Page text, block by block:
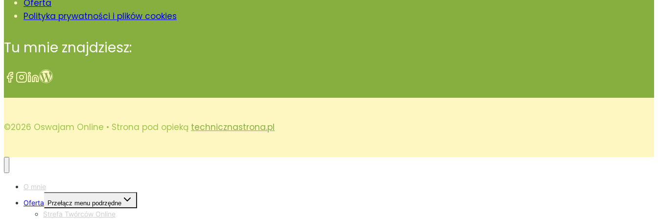
Oferta
Polityka prywatności i plików cookies
Tu mnie znajdziesz:
©2026 Oswajam Online • Strona pod opieką technicznastrona.pl
O mnie
Oferta
Przełącz menu podrzędne
Strefa Twórców Online